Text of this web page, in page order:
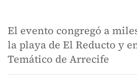
El evento congregó a
la playa de El Reducto y
Temático de Arrecife